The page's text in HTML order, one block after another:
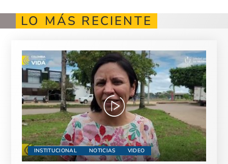
LO MÁS RECIENTE
INSTITUCIONAL NOTICIAS VIDEO